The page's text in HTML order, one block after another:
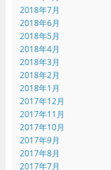
2018年7月
2018年6月
2018年5月
2018年4月
2018年3月
2018年2月
2018年1月
2017年12月
2017年11月
2017年10月
2017年9月
2017年8月
2017年7月